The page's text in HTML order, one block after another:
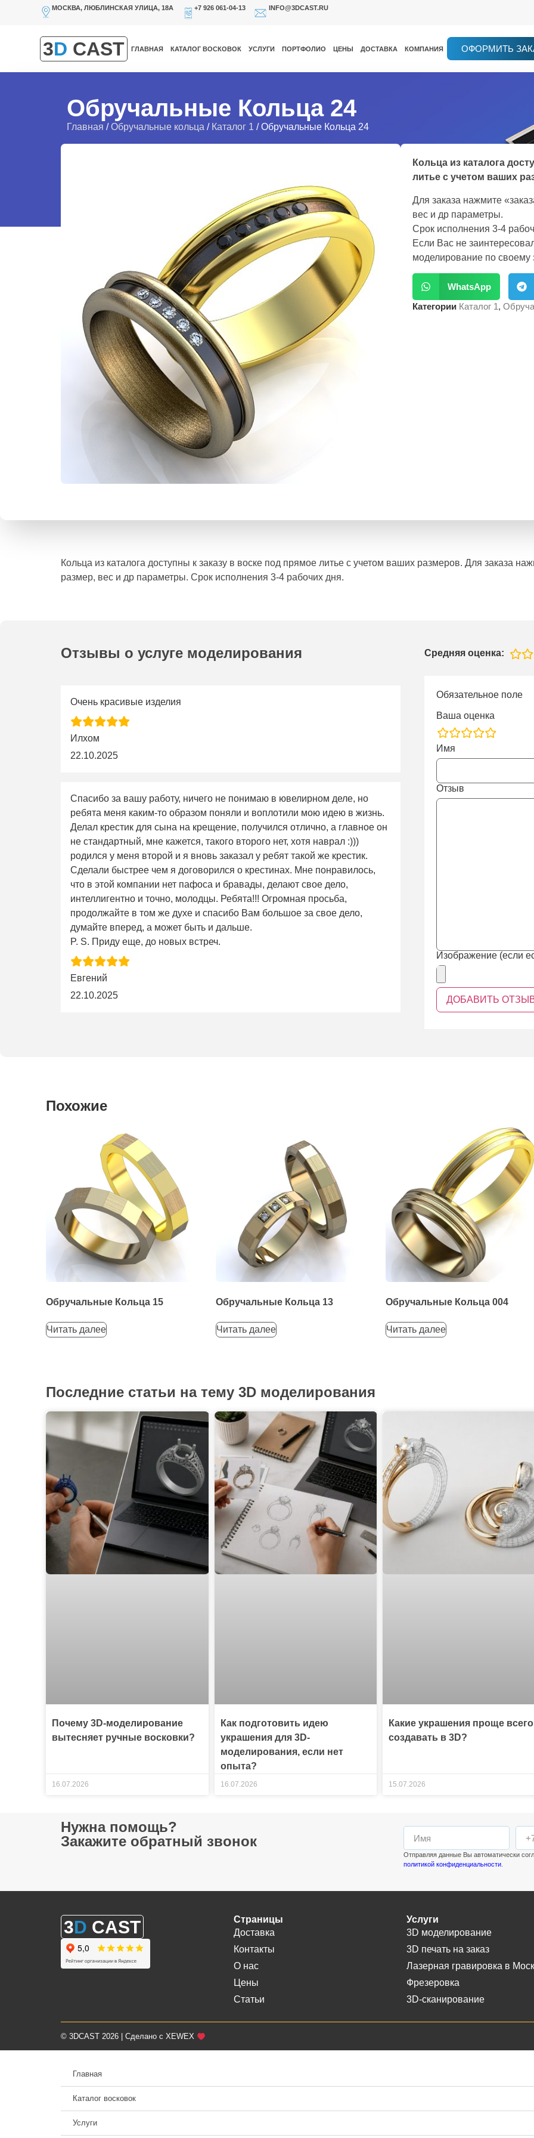
МОСКВА, ЛЮБЛИНСКАЯ УЛИЦА, 18А +7 926 061-04-13 INFO@3DCAST.RU
3D CAST ГЛАВНАЯ КАТАЛОГ ВОСКОВОК УСЛУГИ ПОРТФОЛИО ЦЕНЫ ДОСТАВКА КОМПАНИЯ ОФОРМИТЬ
Обручальные Кольца 24
Главная /Обручальные кольца / Каталог 1 / Обручальные Кольца 24
Кольца из каталога
литье с учетом ваших
Для заказа нажмите
вес и др параметры.
Срок исполнения 3-4
Если Вас не
моделирование по своему
WhatsApp
Категории Каталог 1,
Кольца из каталога доступны к заказу в воске под прямое литье с учетом ваших размеров. Для заказа
размер, вес и др параметры. Срок исполнения 3-4 рабочих дня.
Отзывы о услуге моделирования Средняя оценка:
Очень красивые изделия
Илхом
22.10.2025
Спасибо за вашу работу, ничего не понимаю в ювелирном деле, но
ребята меня каким-то образом поняли и воплотили мою идею в жизнь.
Делал крестик для сына на крещение, получился отлично, а главное он
не стандартный, мне кажется, такого второго нет, хотя наврал :)))
родился у меня второй и я вновь заказал у ребят такой же крестик.
Сделали быстрее чем я договорился о крестинах. Мне понравилось,
что в этой компании нет пафоса и бравады, делают свое дело,
интеллигентно и точно, молодцы. Ребята!!! Огромная просьба,
продолжайте в том же духе и спасибо Вам большое за свое дело,
думайте вперед, а может быть и дальше.
P. S. Приду еще, до новых встреч.
Евгений
22.10.2025
Обязательное поле
Ваша оценка
rating
fields
Имя
Отзыв
Изображение (если
Похожие
Обручальные Кольца 15
Читать далее
Обручальные Кольца 13
Читать далее
Обручальные Кольца 004
Читать далее
Последние статьи на тему 3D моделирования
Почему 3D-моделирование
вытесняет ручные восковки?
16.07.2026
Как подготовить идею
украшения для 3D-
моделирования, если нет
опыта?
16.07.2026
Какие украшения проще всего
создавать в 3D?
15.07.2026
Нужна помощь?
Закажите обратный звонок
Отправляя данные Вы автоматически
политикой конфиденциальности.
3D CAST
Страницы
Доставка
Контакты
О нас
Цены
Статьи
Услуги
3D моделирование
3D печать на заказ
Лазерная гравировка в
Фрезеровка
3D-сканирование
© 3DCAST 2026 | Сделано с XEWEX
Главная
Каталог восковок
Услуги